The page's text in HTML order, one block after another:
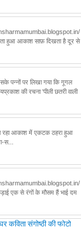
हुआ आकाश साफ़ दिखता है दूर से
पन्नों पर लिखा गया कि गूगल
की रचना 'पीली छतरी वाली
रहा आकाश में एकटक ठहरा हुआ
स...
एक से रंगों के मौसम हैं भाई दम
कविता संगोष्ठी की फोटो